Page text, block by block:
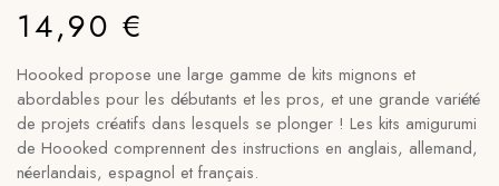
14,90 €
Hoooked propose une large gamme de kits mignons et
abordables pour les débutants et les pros, et une grande variété
de projets créatifs dans lesquels se plonger ! Les kits amigurumi
de Hoooked comprennent des instructions en anglais, allemand,
néerlandais, espagnol et français.